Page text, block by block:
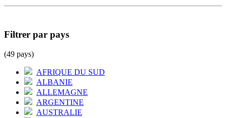
Filtrer par pays
(49 pays)
AFRIQUE DU SUD
ALBANIE
ALLEMAGNE
ARGENTINE
AUSTRALIE